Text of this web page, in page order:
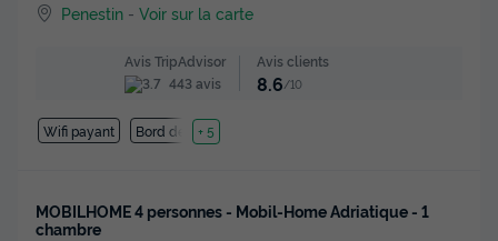
Penestin -Voir sur la carte
Avis TripAdvisor
443 avis
Avis clients
8.6/10
Wifi payant Bord de mer
+ 5
MOBILHOME 4 personnes - Mobil-Home Adriatique - 1
chambre